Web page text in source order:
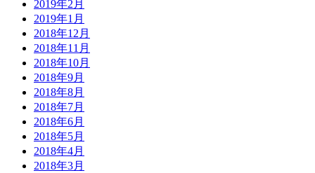
2019年2月
2019年1月
2018年12月
2018年11月
2018年10月
2018年9月
2018年8月
2018年7月
2018年6月
2018年5月
2018年4月
2018年3月